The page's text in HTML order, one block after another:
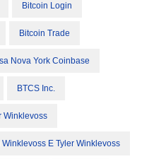
Bitcoin Login
Bitcoin Trade
Nova York Coinbase
BTCS Inc.
Winklevoss
E Tyler Winklevoss